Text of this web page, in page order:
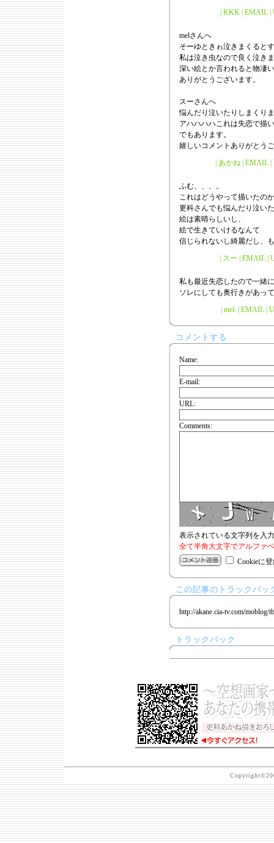
| KKK | EMAIL |
melさんへ
そーゆときゎ泣きまくると
私は泣き虫なので良く泣き
深い絵とか言われると物凄
ありがとうございます。
スーさんへ
悩んだり泣いたりしまくり
アハハハハこれは失恋で描
でもあります。
嬉しいコメントありがとう
| あかね | EMAIL |
ふむ、、、。
これはどうやって描いたの
更科さんでも悩んだり泣い
絵は素晴らしいし、
絵で生きていけるなんて
信じられないし綺麗だし、
| スー | EMAIL |
私も最近失恋したので一緒
ソレにしても奥行きがあっ
| mel: | EMAIL |
コメントする
Name:
E-mail:
URL:
Comments:
表示されている文字列を入
全て半角大文字でアルファ
Cookieに
この記事のトラックバッ
http://akane.cia-tv.com/moblog/
トラックバック